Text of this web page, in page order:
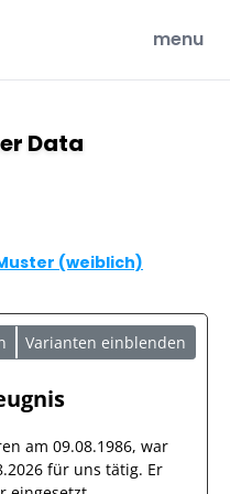
open
menu
Data
(weiblich)
Varianten einblenden
am 09.08.1986, war
für uns tätig. Er